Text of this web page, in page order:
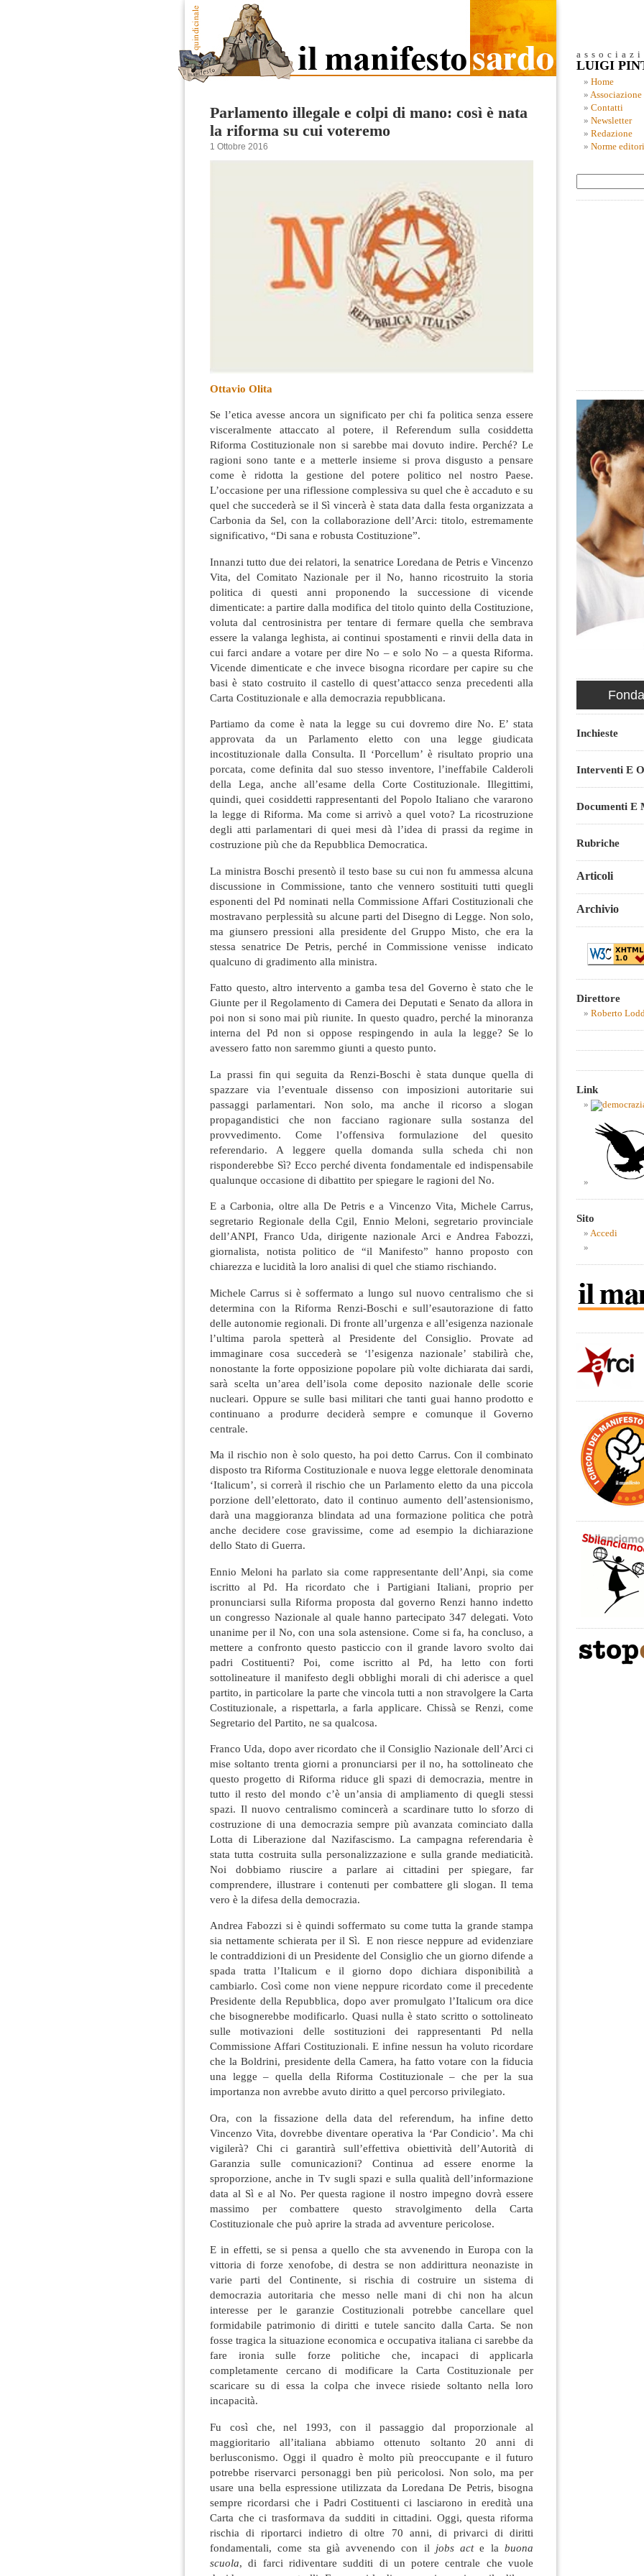
Parlamento illegale e colpi di mano: così è nata
la riforma su cui voteremo
1 Ottobre 2016
Ottavio Olita
Se l’etica avesse ancora un significato per chi fa politica senza essere
visceralmente attaccato al potere, il Referendum sulla cosiddetta
Riforma Costituzionale non si sarebbe mai dovuto indire. Perché? Le
ragioni sono tante e a metterle insieme si prova disgusto a pensare
come è ridotta la gestione del potere politico nel nostro Paese.
L’occasione per una riflessione complessiva su quel che è accaduto e su
quel che succederà se il Sì vincerà è stata data dalla festa organizzata a
Carbonia da Sel, con la collaborazione dell’Arci: titolo, estremamente
significativo, “Di sana e robusta Costituzione”.
Innanzi tutto due dei relatori, la senatrice Loredana de Petris e Vincenzo
Vita, del Comitato Nazionale per il No, hanno ricostruito la storia
politica di questi anni proponendo la successione di vicende
dimenticate: a partire dalla modifica del titolo quinto della Costituzione,
voluta dal centrosinistra per tentare di fermare quella che sembrava
essere la valanga leghista, ai continui spostamenti e rinvii della data in
cui farci andare a votare per dire No – e solo No – a questa Riforma.
Vicende dimenticate e che invece bisogna ricordare per capire su che
basi è stato costruito il castello di quest’attacco senza precedenti alla
Carta Costituzionale e alla democrazia repubblicana.
Partiamo da come è nata la legge su cui dovremo dire No. E’ stata
approvata da un Parlamento eletto con una legge giudicata
incostituzionale dalla Consulta. Il ‘Porcellum’ è risultato proprio una
porcata, come definita dal suo stesso inventore, l’ineffabile Calderoli
della Lega, anche all’esame della Corte Costituzionale. Illegittimi,
quindi, quei cosiddetti rappresentanti del Popolo Italiano che vararono
la legge di Riforma. Ma come si arrivò a quel voto? La ricostruzione
degli atti parlamentari di quei mesi dà l’idea di prassi da regime in
costruzione più che da Repubblica Democratica.
La ministra Boschi presentò il testo base su cui non fu ammessa alcuna
discussione in Commissione, tanto che vennero sostituiti tutti quegli
esponenti del Pd nominati nella Commissione Affari Costituzionali che
mostravano perplessità su alcune parti del Disegno di Legge. Non solo,
ma giunsero pressioni alla presidente del Gruppo Misto, che era la
stessa senatrice De Petris, perché in Commissione venisse indicato
qualcuno di gradimento alla ministra.
Fatto questo, altro intervento a gamba tesa del Governo è stato che le
Giunte per il Regolamento di Camera dei Deputati e Senato da allora in
poi non si sono mai più riunite. In questo quadro, perché la minoranza
interna del Pd non si oppose respingendo in aula la legge? Se lo
avessero fatto non saremmo giunti a questo punto.
La prassi fin qui seguita da Renzi-Boschi è stata dunque quella di
spazzare via l’eventuale dissenso con imposizioni autoritarie sui
passaggi parlamentari. Non solo, ma anche il ricorso a slogan
propagandistici che non facciano ragionare sulla sostanza del
provvedimento. Come l’offensiva formulazione del quesito
referendario. A leggere quella domanda sulla scheda chi non
risponderebbe Sì? Ecco perché diventa fondamentale ed indispensabile
qualunque occasione di dibattito per spiegare le ragioni del No.
E a Carbonia, oltre alla De Petris e a Vincenzo Vita, Michele Carrus,
segretario Regionale della Cgil, Ennio Meloni, segretario provinciale
dell’ANPI, Franco Uda, dirigente nazionale Arci e Andrea Fabozzi,
giornalista, notista politico de “il Manifesto” hanno proposto con
chiarezza e lucidità la loro analisi di quel che stiamo rischiando.
Michele Carrus si è soffermato a lungo sul nuovo centralismo che si
determina con la Riforma Renzi-Boschi e sull’esautorazione di fatto
delle autonomie regionali. Di fronte all’urgenza e all’esigenza nazionale
l’ultima parola spetterà al Presidente del Consiglio. Provate ad
immaginare cosa succederà se ‘l’esigenza nazionale’ stabilirà che,
nonostante la forte opposizione popolare più volte dichiarata dai sardi,
sarà scelta un’area dell’isola come deposito nazionale delle scorie
nucleari. Oppure se sulle basi militari che tanti guai hanno prodotto e
continuano a produrre deciderà sempre e comunque il Governo
centrale.
Ma il rischio non è solo questo, ha poi detto Carrus. Con il combinato
disposto tra Riforma Costituzionale e nuova legge elettorale denominata
‘Italicum’, si correrà il rischio che un Parlamento eletto da una piccola
porzione dell’elettorato, dato il continuo aumento dell’astensionismo,
darà una maggioranza blindata ad una formazione politica che potrà
anche decidere cose gravissime, come ad esempio la dichiarazione
dello Stato di Guerra.
Ennio Meloni ha parlato sia come rappresentante dell’Anpi, sia come
iscritto al Pd. Ha ricordato che i Partigiani Italiani, proprio per
pronunciarsi sulla Riforma proposta dal governo Renzi hanno indetto
un congresso Nazionale al quale hanno partecipato 347 delegati. Voto
unanime per il No, con una sola astensione. Come si fa, ha concluso, a
mettere a confronto questo pasticcio con il grande lavoro svolto dai
padri Costituenti? Poi, come iscritto al Pd, ha letto con forti
sottolineature il manifesto degli obblighi morali di chi aderisce a quel
partito, in particolare la parte che vincola tutti a non stravolgere la Carta
Costituzionale, a rispettarla, a farla applicare. Chissà se Renzi, come
Segretario del Partito, ne sa qualcosa.
Franco Uda, dopo aver ricordato che il Consiglio Nazionale dell’Arci ci
mise soltanto trenta giorni a pronunciarsi per il no, ha sottolineato che
questo progetto di Riforma riduce gli spazi di democrazia, mentre in
tutto il resto del mondo c’è un’ansia di ampliamento di quegli stessi
spazi. Il nuovo centralismo comincerà a scardinare tutto lo sforzo di
costruzione di una democrazia sempre più avanzata cominciato dalla
Lotta di Liberazione dal Nazifascismo. La campagna referendaria è
stata tutta costruita sulla personalizzazione e sulla grande mediaticità.
Noi dobbiamo riuscire a parlare ai cittadini per spiegare, far
comprendere, illustrare i contenuti per combattere gli slogan. Il tema
vero è la difesa della democrazia.
Andrea Fabozzi si è quindi soffermato su come tutta la grande stampa
sia nettamente schierata per il Sì. E non riesce neppure ad evidenziare
le contraddizioni di un Presidente del Consiglio che un giorno difende a
spada tratta l’Italicum e il giorno dopo dichiara disponibilità a
cambiarlo. Così come non viene neppure ricordato come il precedente
Presidente della Repubblica, dopo aver promulgato l’Italicum ora dice
che bisognerebbe modificarlo. Quasi nulla è stato scritto o sottolineato
sulle motivazioni delle sostituzioni dei rappresentanti Pd nella
Commissione Affari Costituzionali. E infine nessun ha voluto ricordare
che la Boldrini, presidente della Camera, ha fatto votare con la fiducia
una legge – quella della Riforma Costituzionale – che per la sua
importanza non avrebbe avuto diritto a quel percorso privilegiato.
Ora, con la fissazione della data del referendum, ha infine detto
Vincenzo Vita, dovrebbe diventare operativa la ‘Par Condicio’. Ma chi
vigilerà? Chi ci garantirà sull’effettiva obiettività dell’Autorità di
Garanzia sulle comunicazioni? Continua ad essere enorme la
sproporzione, anche in Tv sugli spazi e sulla qualità dell’informazione
data al Sì e al No. Per questa ragione il nostro impegno dovrà essere
massimo per combattere questo stravolgimento della Carta
Costituzionale che può aprire la strada ad avventure pericolose.
E in effetti, se si pensa a quello che sta avvenendo in Europa con la
vittoria di forze xenofobe, di destra se non addirittura neonaziste in
varie parti del Continente, si rischia di costruire un sistema di
democrazia autoritaria che messo nelle mani di chi non ha alcun
interesse per le garanzie Costituzionali potrebbe cancellare quel
formidabile patrimonio di diritti e tutele sancito dalla Carta. Se non
fosse tragica la situazione economica e occupativa italiana ci sarebbe da
fare ironia sulle forze politiche che, incapaci di applicarla
completamente cercano di modificare la Carta Costituzionale per
scaricare su di essa la colpa che invece risiede soltanto nella loro
incapacità.
Fu così che, nel 1993, con il passaggio dal proporzionale al
maggioritario all’italiana abbiamo ottenuto soltanto 20 anni di
berlusconismo. Oggi il quadro è molto più preoccupante e il futuro
potrebbe riservarci personaggi ben più pericolosi. Non solo, ma per
usare una bella espressione utilizzata da Loredana De Petris, bisogna
sempre ricordarsi che i Padri Costituenti ci lasciarono in eredità una
Carta che ci trasformava da sudditi in cittadini. Oggi, questa riforma
rischia di riportarci indietro di oltre 70 anni, di privarci di diritti
fondamentali, come sta già avvenendo con il jobs acte labuona
scuola, di farci ridiventare sudditi di un potere centrale che vuole
LUIGI
Home
Associazione
Contatti
Newsletter
Redazione
Norme
Inchieste
Interventi E
Documenti E
Rubriche
Articoli
Archivio
Direttore
Roberto
Link
Sito
Accedi